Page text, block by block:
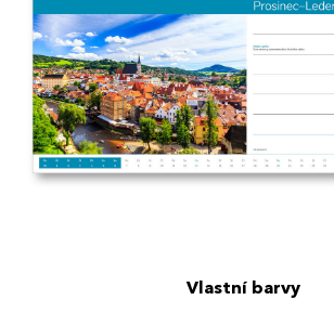
Vlastní barvy